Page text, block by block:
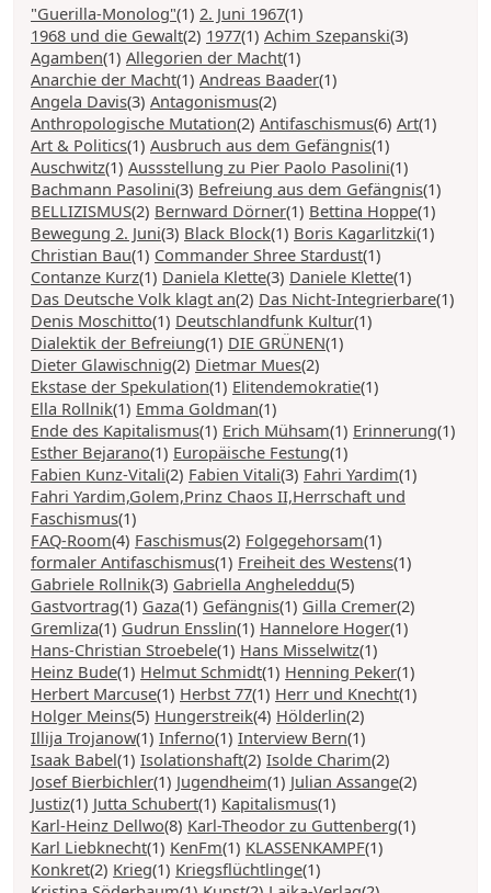
"Guerilla-Monolog"(1) 2. Juni 1967(1)
1968 und die Gewalt(2) 1977(1) Achim Szepanski(3)
Agamben(1) Allegorien der Macht(1)
Anarchie der Macht(1) Andreas Baader(1)
Angela Davis(3) Antagonismus(2)
Anthropologische Mutation(2) Antifaschismus(6) Art(1)
Art & Politics(1) Ausbruch aus dem Gefängnis(1)
Auschwitz(1) Aussstellung zu Pier Paolo Pasolini(1)
Bachmann Pasolini(3) Befreiung aus dem Gefängnis(1)
BELLIZISMUS(2) Bernward Dörner(1) Bettina Hoppe(1)
Bewegung 2. Juni(3) Black Block(1) Boris Kagarlitzki(1)
Christian Bau(1) Commander Shree Stardust(1)
Contanze Kurz(1) Daniela Klette(3) Daniele Klette(1)
Das Deutsche Volk klagt an(2) Das Nicht-Integrierbare(1)
Denis Moschitto(1) Deutschlandfunk Kultur(1)
Dialektik der Befreiung(1) DIE GRÜNEN(1)
Dieter Glawischnig(2) Dietmar Mues(2)
Ekstase der Spekulation(1) Elitendemokratie(1)
Ella Rollnik(1) Emma Goldman(1)
Ende des Kapitalismus(1) Erich Mühsam(1) Erinnerung(1)
Esther Bejarano(1) Europäische Festung(1)
Fabien Kunz-Vitali(2) Fabien Vitali(3) Fahri Yardim(1)
Fahri Yardim,Golem,Prinz Chaos II,Herrschaft und
Faschismus(1)
FAQ-Room(4) Faschismus(2) Folgegehorsam(1)
formaler Antifaschismus(1) Freiheit des Westens(1)
Gabriele Rollnik(3) Gabriella Angheleddu(5)
Gastvortrag(1) Gaza(1) Gefängnis(1) Gilla Cremer(2)
Gremliza(1) Gudrun Ensslin(1) Hannelore Hoger(1)
Hans-Christian Stroebele(1) Hans Misselwitz(1)
Heinz Bude(1) Helmut Schmidt(1) Henning Peker(1)
Herbert Marcuse(1) Herbst 77(1) Herr und Knecht(1)
Holger Meins(5) Hungerstreik(4) Hölderlin(2)
Illija Trojanow(1) Inferno(1) Interview Bern(1)
Isaak Babel(1) Isolationshaft(2) Isolde Charim(2)
Josef Bierbichler(1) Jugendheim(1) Julian Assange(2)
Justiz(1) Jutta Schubert(1) Kapitalismus(1)
Karl-Heinz Dellwo(8) Karl-Theodor zu Guttenberg(1)
Karl Liebknecht(1) KenFm(1) KLASSENKAMPF(1)
Konkret(2) Krieg(1) Kriegsflüchtlinge(1)